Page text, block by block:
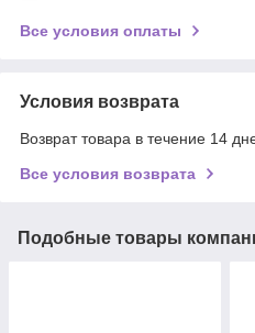
Все условия оплаты
Условия возврата
Возврат товара в течение 14
Все условия возврата
Подобные товары